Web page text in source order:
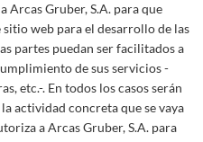
Arcas Gruber, S.A. para que
sitio web para el desarrollo de las
partes puedan ser facilitados a
de sus servicios -
etc.-. En todos los casos serán
actividad concreta que se vaya
a Arcas Gruber, S.A. para